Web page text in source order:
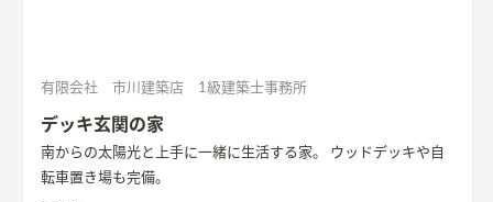
有限会社 市川建築店 1級建築士事務所
デッキ玄関の家
南からの太陽光と上手に一緒に生活する家。 ウッドデッキや自
転車置き場も完備。